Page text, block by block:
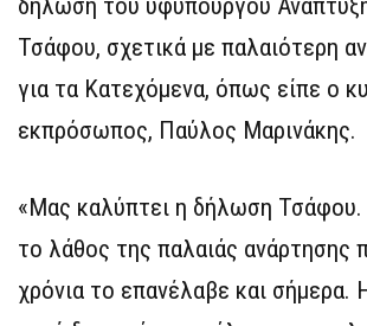
δήλωση του υφυπουργού
Τσάφου, σχετικά με παλαιότερη
για τα Κατεχόμενα, όπως είπε ο
εκπρόσωπος, Παύλος Μαρινάκης.
«Μας καλύπτει η δήλωση Τσάφου.
το λάθος της παλαιάς ανάρτησης
χρόνια το επανέλαβε και σήμερα.